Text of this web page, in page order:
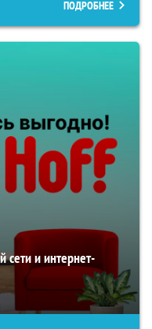
ПОДРОБНЕЕ
и интернет-